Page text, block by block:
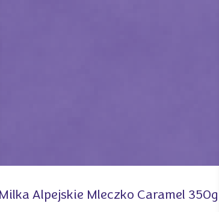
Milka Alpejskie Mleczko Caramel 350g